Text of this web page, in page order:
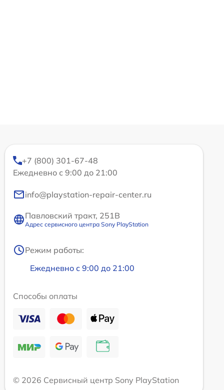
+7 (800) 301-67-48
Ежедневно с 9:00 до 21:00
info@playstation-repair-center.ru
Павловский тракт, 251В
Адрес сервисного центра Sony PlayStation
Режим работы:
Ежедневно с 9:00 до 21:00
Способы оплаты
© 2026 Сервисный центр Sony PlayStation